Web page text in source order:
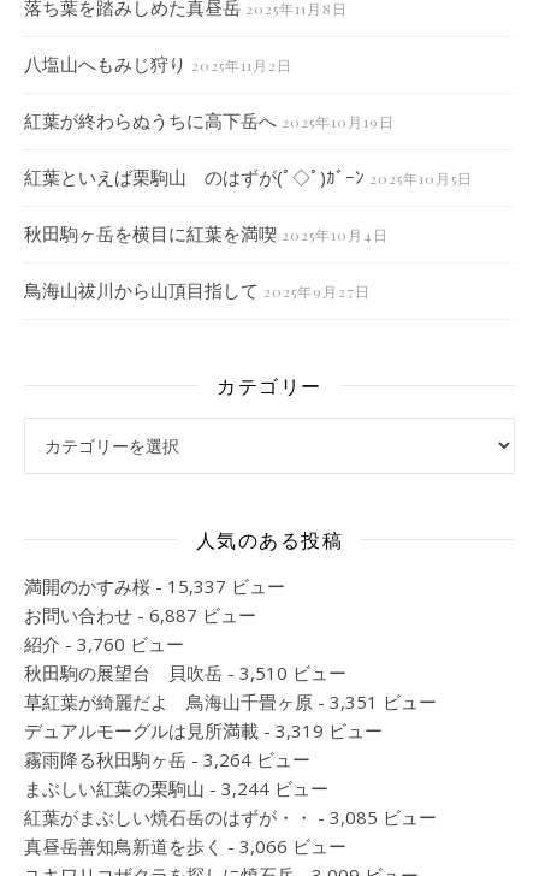
落ち葉を踏みしめた真昼岳 2025年11月8日
八塩山へもみじ狩り 2025年11月2日
紅葉が終わらぬうちに高下岳へ 2025年10月19日
紅葉といえば栗駒山 のはずが(ﾟ◇ﾟ)ｶﾞｰﾝ 2025年10月5日
秋田駒ヶ岳を横目に紅葉を満喫 2025年10月4日
鳥海山祓川から山頂目指して 2025年9月27日
カテゴリー
人気のある投稿
満開のかすみ桜 - 15,337 ビュー
お問い合わせ - 6,887 ビュー
紹介 - 3,760 ビュー
秋田駒の展望台 貝吹岳 - 3,510 ビュー
草紅葉が綺麗だよ 鳥海山千畳ヶ原 - 3,351 ビュー
デュアルモーグルは見所満載 - 3,319 ビュー
霧雨降る秋田駒ヶ岳 - 3,264 ビュー
まぶしい紅葉の栗駒山 - 3,244 ビュー
紅葉がまぶしい焼石岳のはずが・・ - 3,085 ビュー
真昼岳善知鳥新道を歩く - 3,066 ビュー